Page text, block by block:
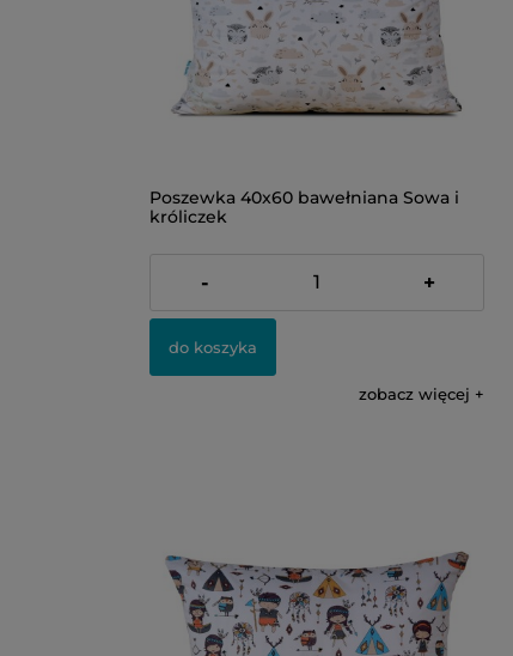
Poszewka 40x60 bawełniana Sowa i
króliczek
24,00 zł
- +
do koszyka
zobacz więcej